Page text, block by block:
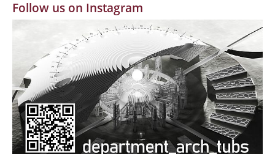
MBW | Modellbauwerkstatt
Alumni | cloud club
Dokumente und Downloads
Follow us on Instagram